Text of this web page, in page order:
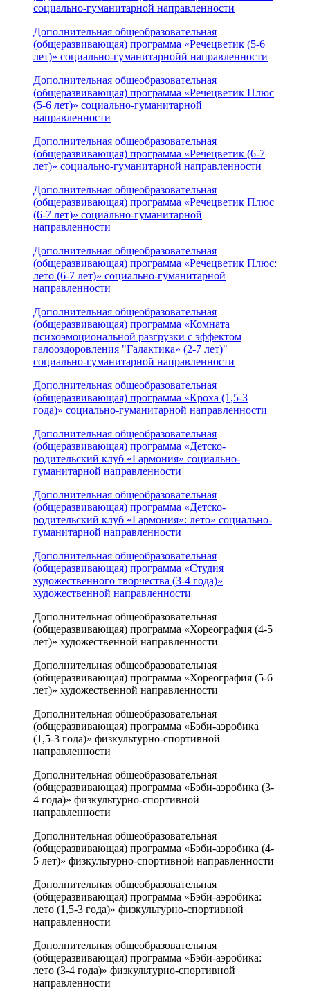
социально-гуманитарной направленности
Дополнительная общеобразовательная
(общеразвивающая) программа «Речецветик (5-6
лет)» социально-гуманитарнойй направленности
Дополнительная общеобразовательная
(общеразвивающая) программа «Речецветик Плюс
(5-6 лет)» социально-гуманитарной
направленности
Дополнительная общеобразовательная
(общеразвивающая) программа «Речецветик (6-7
лет)» социально-гуманитарной направленности
Дополнительная общеобразовательная
(общеразвивающая) программа «Речецветик Плюс
(6-7 лет)» социально-гуманитарной
направленности
Дополнительная общеобразовательная
(общеразвивающая) программа «Речецветик Плюс:
лето (6-7 лет)» социально-гуманитарной
направленности
Дополнительная общеобразовательная
(общеразвивающая) программа «Комната
психоэмоциональной разгрузки с эффектом
галооздоровления "Галактика» (2-7 лет)"
социально-гуманитарной направленности
Дополнительная общеобразовательная
(общеразвивающая) программа «Кроха (1,5-3
года)» социально-гуманитарной направленности
Дополнительная общеобразовательная
(общеразвивающая) программа «Детско-
родительский клуб «Гармония» социально-
гуманитарной направленности
Дополнительная общеобразовательная
(общеразвивающая) программа «Детско-
родительский клуб «Гармония»: лето» социально-
гуманитарной направленности
Дополнительная общеобразовательная
(общеразвивающая) программа «Студия
художественного творчества (3-4 года)»
художественной направленности
Дополнительная общеобразовательная
(общеразвивающая) программа «Хореография (4-5
лет)» художественной направленности
Дополнительная общеобразовательная
(общеразвивающая) программа «Хореография (5-6
лет)» художественной направленности
Дополнительная общеобразовательная
(общеразвивающая) программа «Бэби-аэробика
(1,5-3 года)» физкультурно-спортивной
направленности
Дополнительная общеобразовательная
(общеразвивающая) программа «Бэби-аэробика (3-
4 года)» физкультурно-спортивной
направленности
Дополнительная общеобразовательная
(общеразвивающая) программа «Бэби-аэробика (4-
5 лет)» физкультурно-спортивной направленности
Дополнительная общеобразовательная
(общеразвивающая) программа «Бэби-аэробика:
лето (1,5-3 года)» физкультурно-спортивной
направленности
Дополнительная общеобразовательная
(общеразвивающая) программа «Бэби-аэробика:
лето (3-4 года)» физкультурно-спортивной
направленности